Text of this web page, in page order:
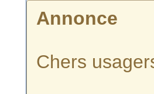
Annonce
Chers